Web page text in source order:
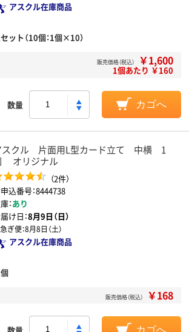
アスクル在庫商品
ット（10個：1個×10）
販売価格（税込） ￥1,600
1個あたり ￥160
数量 カゴへ
スクル 片面用L型カード立て 中横 1
オリジナル
（2件）
込番号：8444738
：あり
け日：8月9日（日）
ぎ便：8月8日（土）
アスクル在庫商品
販売価格（税込） ￥168